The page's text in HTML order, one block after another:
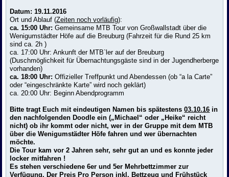
Datum: 19.11.2016
Ort und Ablauf (Zeiten noch vorläufig):
ca. 15:00 Uhr: Gemeinsame MTB Tour von Großwallstadt über die
Wenigumstädter Höfe auf die Breuburg (Fahrzeit für die Rund 25 km
sind ca. 2h )
ca. 17:00 Uhr: Ankunft der MTB`ler auf der Breuburg
(Duschmöglichkeit für Übernachtungsgäste sind in der Jugendherberge
vorhanden)
ca. 18:00 Uhr: Offizieller Treffpunkt und Abendessen (ob “a la Carte”
oder “eingeschränkte Karte” wird noch geklärt)
ca. 20:00 Uhr: Beginn Abendprogramm
Bitte tragt Euch mit eindeutigen Namen bis spätestens03.10.16 in
den nachfolgenden Doodle ein („Michael“ oder „Heike“ reicht
nicht) ob ihr kommt oder nicht, wer in der Gruppe mit dem MTB
über die Wenigumstädter Höfe fahren und wer übernachten
möchte.
Die Tour kam vor 2 Jahren sehr, sehr gut an und es konnte jeder
locker mitfahren !
Es stehen verschiedene 6er und 5er Mehrbettzimmer zur
Verfügung. Der Preis Pro Person inkl. Bettzeug und Frühstück